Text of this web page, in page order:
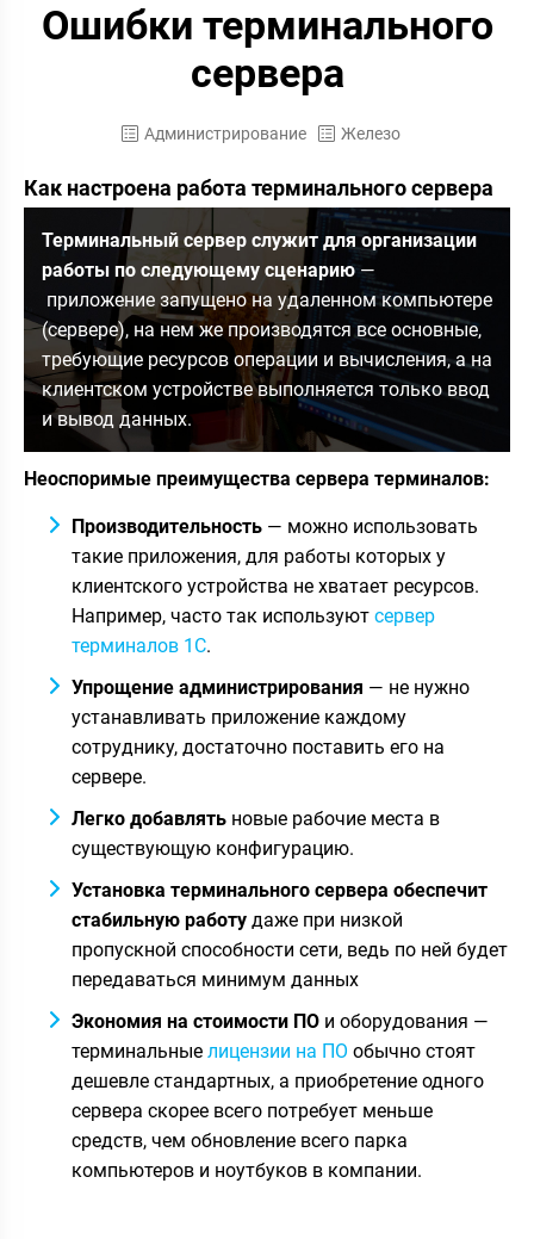
Ошибки терминального
сервера
Администрирование Железо
Как настроена работа терминального сервера
Терминальный сервер служит для организации
работы по следующему сценарию—
приложение запущено на удаленном компьютере
(сервере), на нем же производятся все основные,
требующие ресурсов операции и вычисления, а на
клиентском устройстве выполняется только ввод
и вывод данных.
Неоспоримые преимущества сервера терминалов:
Производительность — можно использовать
такие приложения, для работы которых у
клиентского устройства не хватает ресурсов.
Например, часто так используют сервер
терминалов 1С.
Упрощение администрирования — не нужно
устанавливать приложение каждому
сотруднику, достаточно поставить его на
сервере.
Легко добавлять новые рабочие места в
существующую конфигурацию.
Установка терминального сервера обеспечит
стабильную работу даже при низкой
пропускной способности сети, ведь по ней будет
передаваться минимум данных
Экономия на стоимости ПО и оборудования —
терминальные лицензии на ПО обычно стоят
дешевле стандартных, а приобретение одного
сервера скорее всего потребует меньше
средств, чем обновление всего парка
компьютеров и ноутбуков в компании.